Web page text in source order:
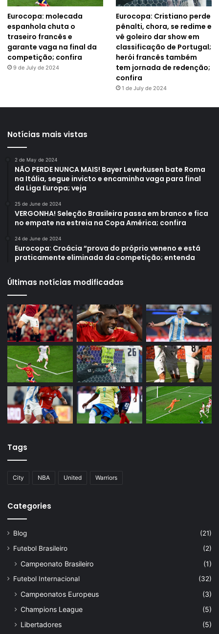
Eurocopa: molecada
espanhola chuta o
traseiro francês e
garante vaga na final da
competição; confira
9 de July de 2024
Eurocopa: Cristiano perde
pênalti, chora, se redime e
vê goleiro dar show em
classificação de Portugal;
herói francês também
tem jornada de redenção;
confira
1 de July de 2024
Notícias mais vistas
2 de May de 2024
NÃO PERDE NUNCA MAIS! Bayer Leverkusen bate Roma
na Itália, segue invicto e encaminha vaga para final
da Liga Europa; veja
25 de June de 2024
VERGONHA! Seleção Brasileira passa em branco e fica
no empate na estreia na Copa América; confira
24 de June de 2024
Eurocopa: Croácia “prova do próprio veneno e está
praticamente eliminada da competição; entenda
Últimas notícias modificadas
Tags
City NBA United Warriors
Categories
Blog
(21)
Futebol Brasileiro
(2)
Campeonato Brasileiro (1)
Futebol Internacional (32)
Campeonatos Europeus
(3)
Champions League
(5)
Libertadores
(5)